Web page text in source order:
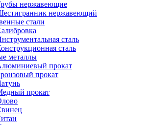
нержавеющие
нержавеющий
стали
сталь
сталь
металлы
прокат
прокат
прокат